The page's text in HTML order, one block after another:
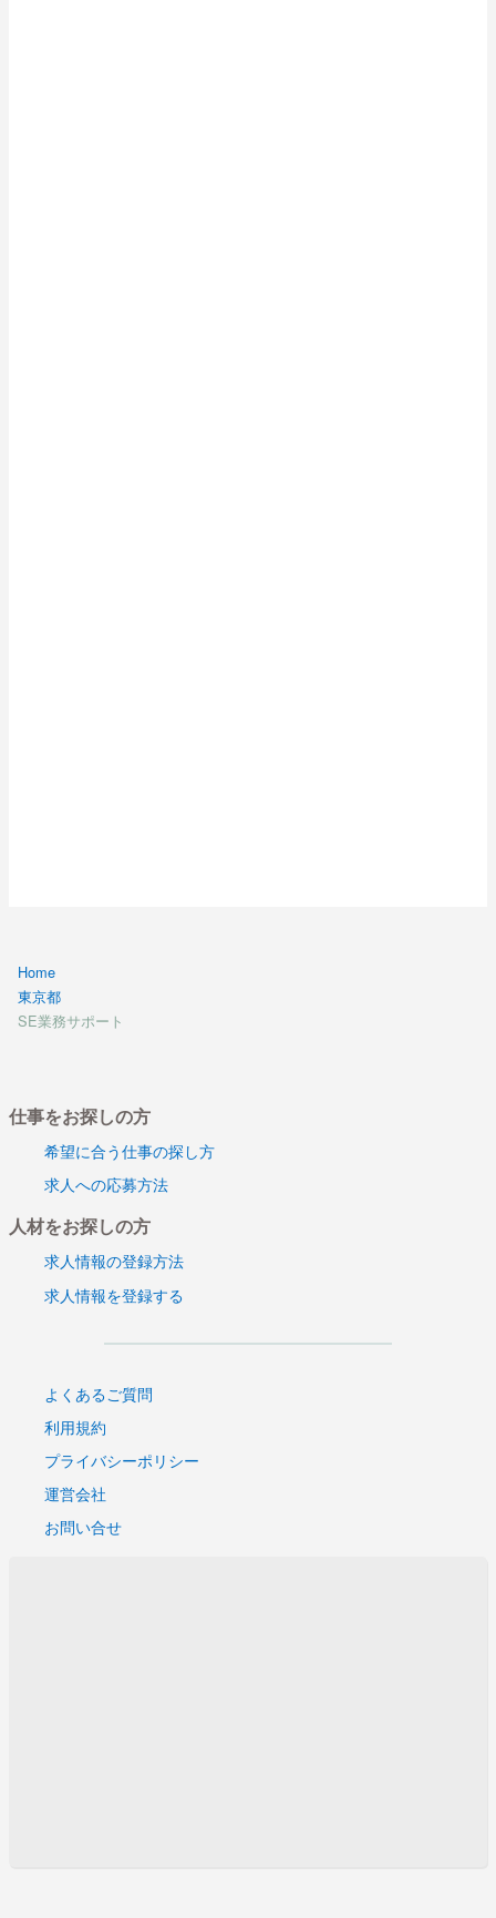
Home
東京都
SE業務サポート
仕事をお探しの方
希望に合う仕事の探し方
求人への応募方法
人材をお探しの方
求人情報の登録方法
求人情報を登録する
よくあるご質問
利用規約
プライバシーポリシー
運営会社
お問い合せ